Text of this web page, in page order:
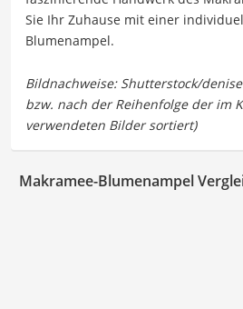
Sie Ihr Zuhause mit einer
Blumenampel.
Makramee-Blumenampel